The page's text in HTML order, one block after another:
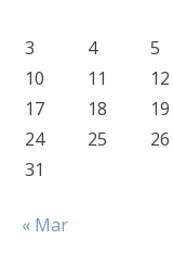
3
4 5
10
11 12
17
18 19
24
25 26
31
« Mar